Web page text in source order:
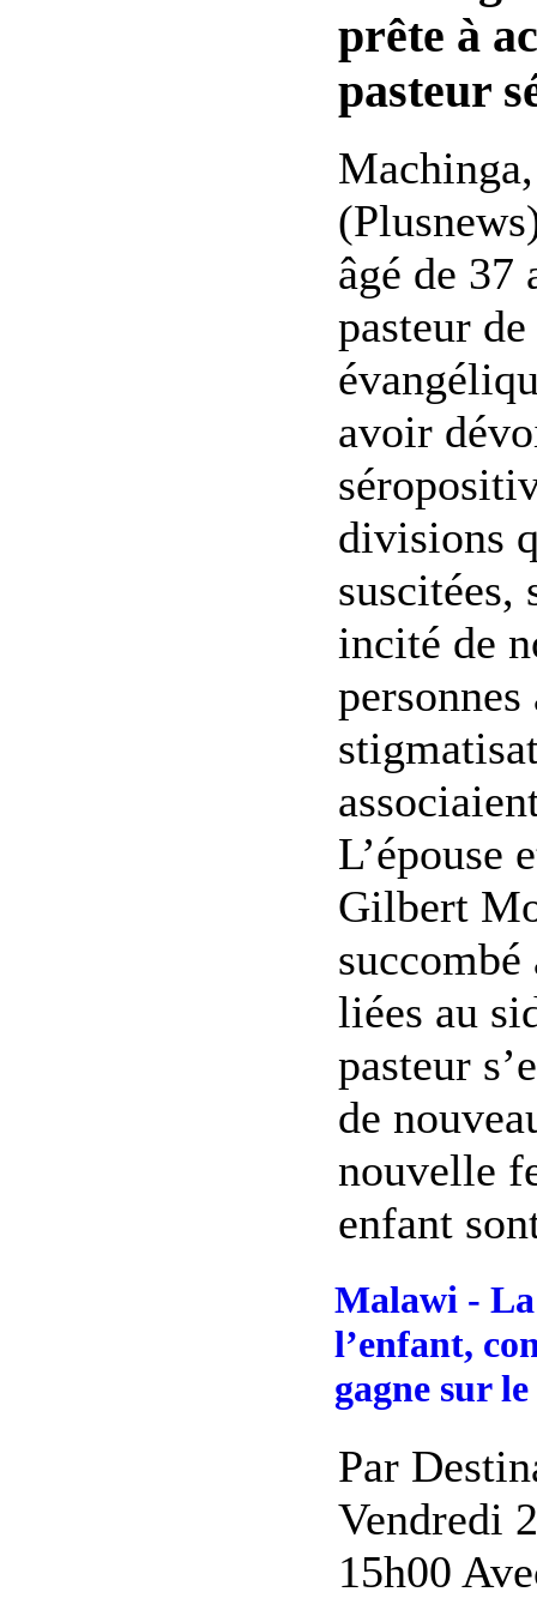
prête à
pasteur
âgé de 37
pasteur
avoir
divisions
incité de
L’épouse
Gilbert
succombé
liées au
pasteur
de
nouvelle
enfant
Malawi -
l’enfant,
gagne sur
Par
Vendredi
15h00